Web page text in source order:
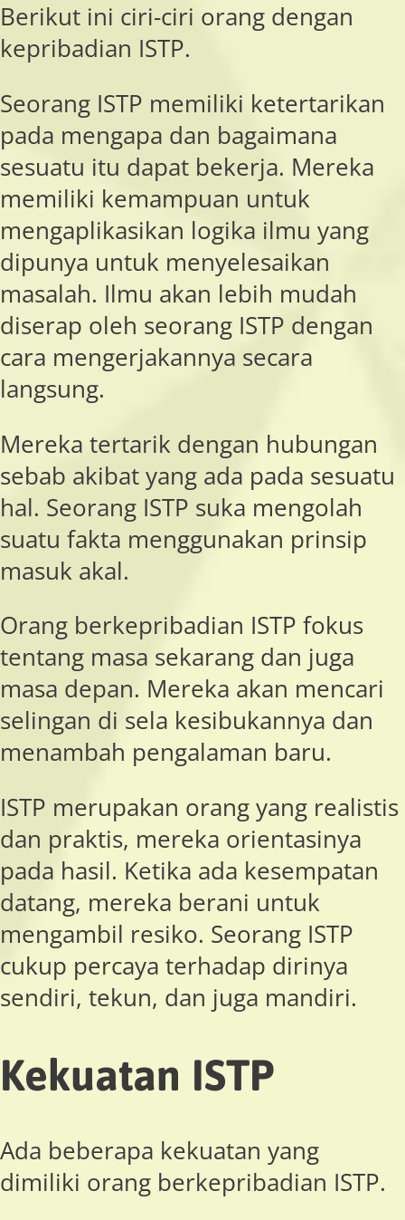
Berikut ini ciri-ciri orang dengan
kepribadian ISTP.
Seorang ISTP memiliki ketertarikan
pada mengapa dan bagaimana
sesuatu itu dapat bekerja. Mereka
memiliki kemampuan untuk
mengaplikasikan logika ilmu yang
dipunya untuk menyelesaikan
masalah. Ilmu akan lebih mudah
diserap oleh seorang ISTP dengan
cara mengerjakannya secara
langsung.
Mereka tertarik dengan hubungan
sebab akibat yang ada pada sesuatu
hal. Seorang ISTP suka mengolah
suatu fakta menggunakan prinsip
masuk akal.
Orang berkepribadian ISTP fokus
tentang masa sekarang dan juga
masa depan. Mereka akan mencari
selingan di sela kesibukannya dan
menambah pengalaman baru.
ISTP merupakan orang yang realistis
dan praktis, mereka orientasinya
pada hasil. Ketika ada kesempatan
datang, mereka berani untuk
mengambil resiko. Seorang ISTP
cukup percaya terhadap dirinya
sendiri, tekun, dan juga mandiri.
Kekuatan ISTP
Ada beberapa kekuatan yang
dimiliki orang berkepribadian ISTP.